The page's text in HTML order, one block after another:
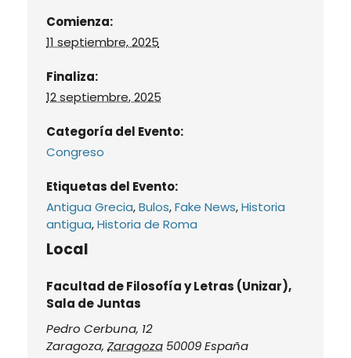
Comienza:
11 septiembre, 2025
Finaliza:
12 septiembre, 2025
Categoría del Evento:
Congreso
Etiquetas del Evento:
Antigua Grecia,Bulos,Fake News,Historia
antigua,Historia de Roma
Local
Facultad de Filosofía y Letras (Unizar),
Sala de Juntas
Pedro Cerbuna, 12
Zaragoza, Zaragoza 50009 España